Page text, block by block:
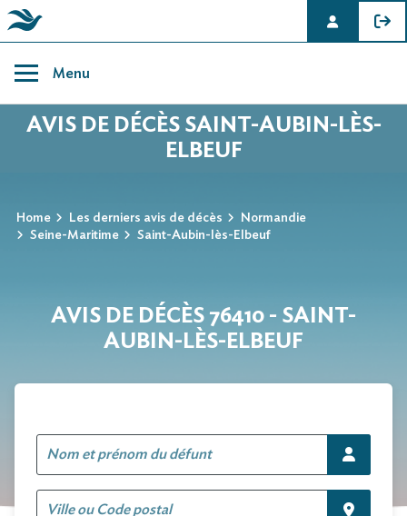
content
Menu
AVIS DE DÉCÈS SAINT-AUBIN-LÈS-
ELBEUF
Home Les derniers avis de décès
Normandie
Seine-Maritime
Saint-Aubin-lès-Elbeuf
AVIS DE DÉCÈS 76410 - SAINT-
AUBIN-LÈS-ELBEUF